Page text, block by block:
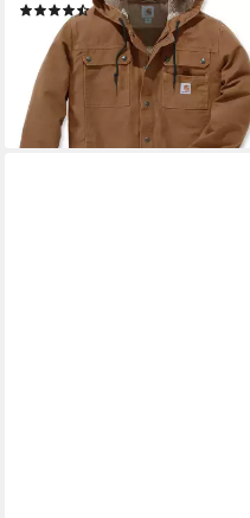
(34)
192,92 €
lieferbar - in 2-3 Werktagen bei dir